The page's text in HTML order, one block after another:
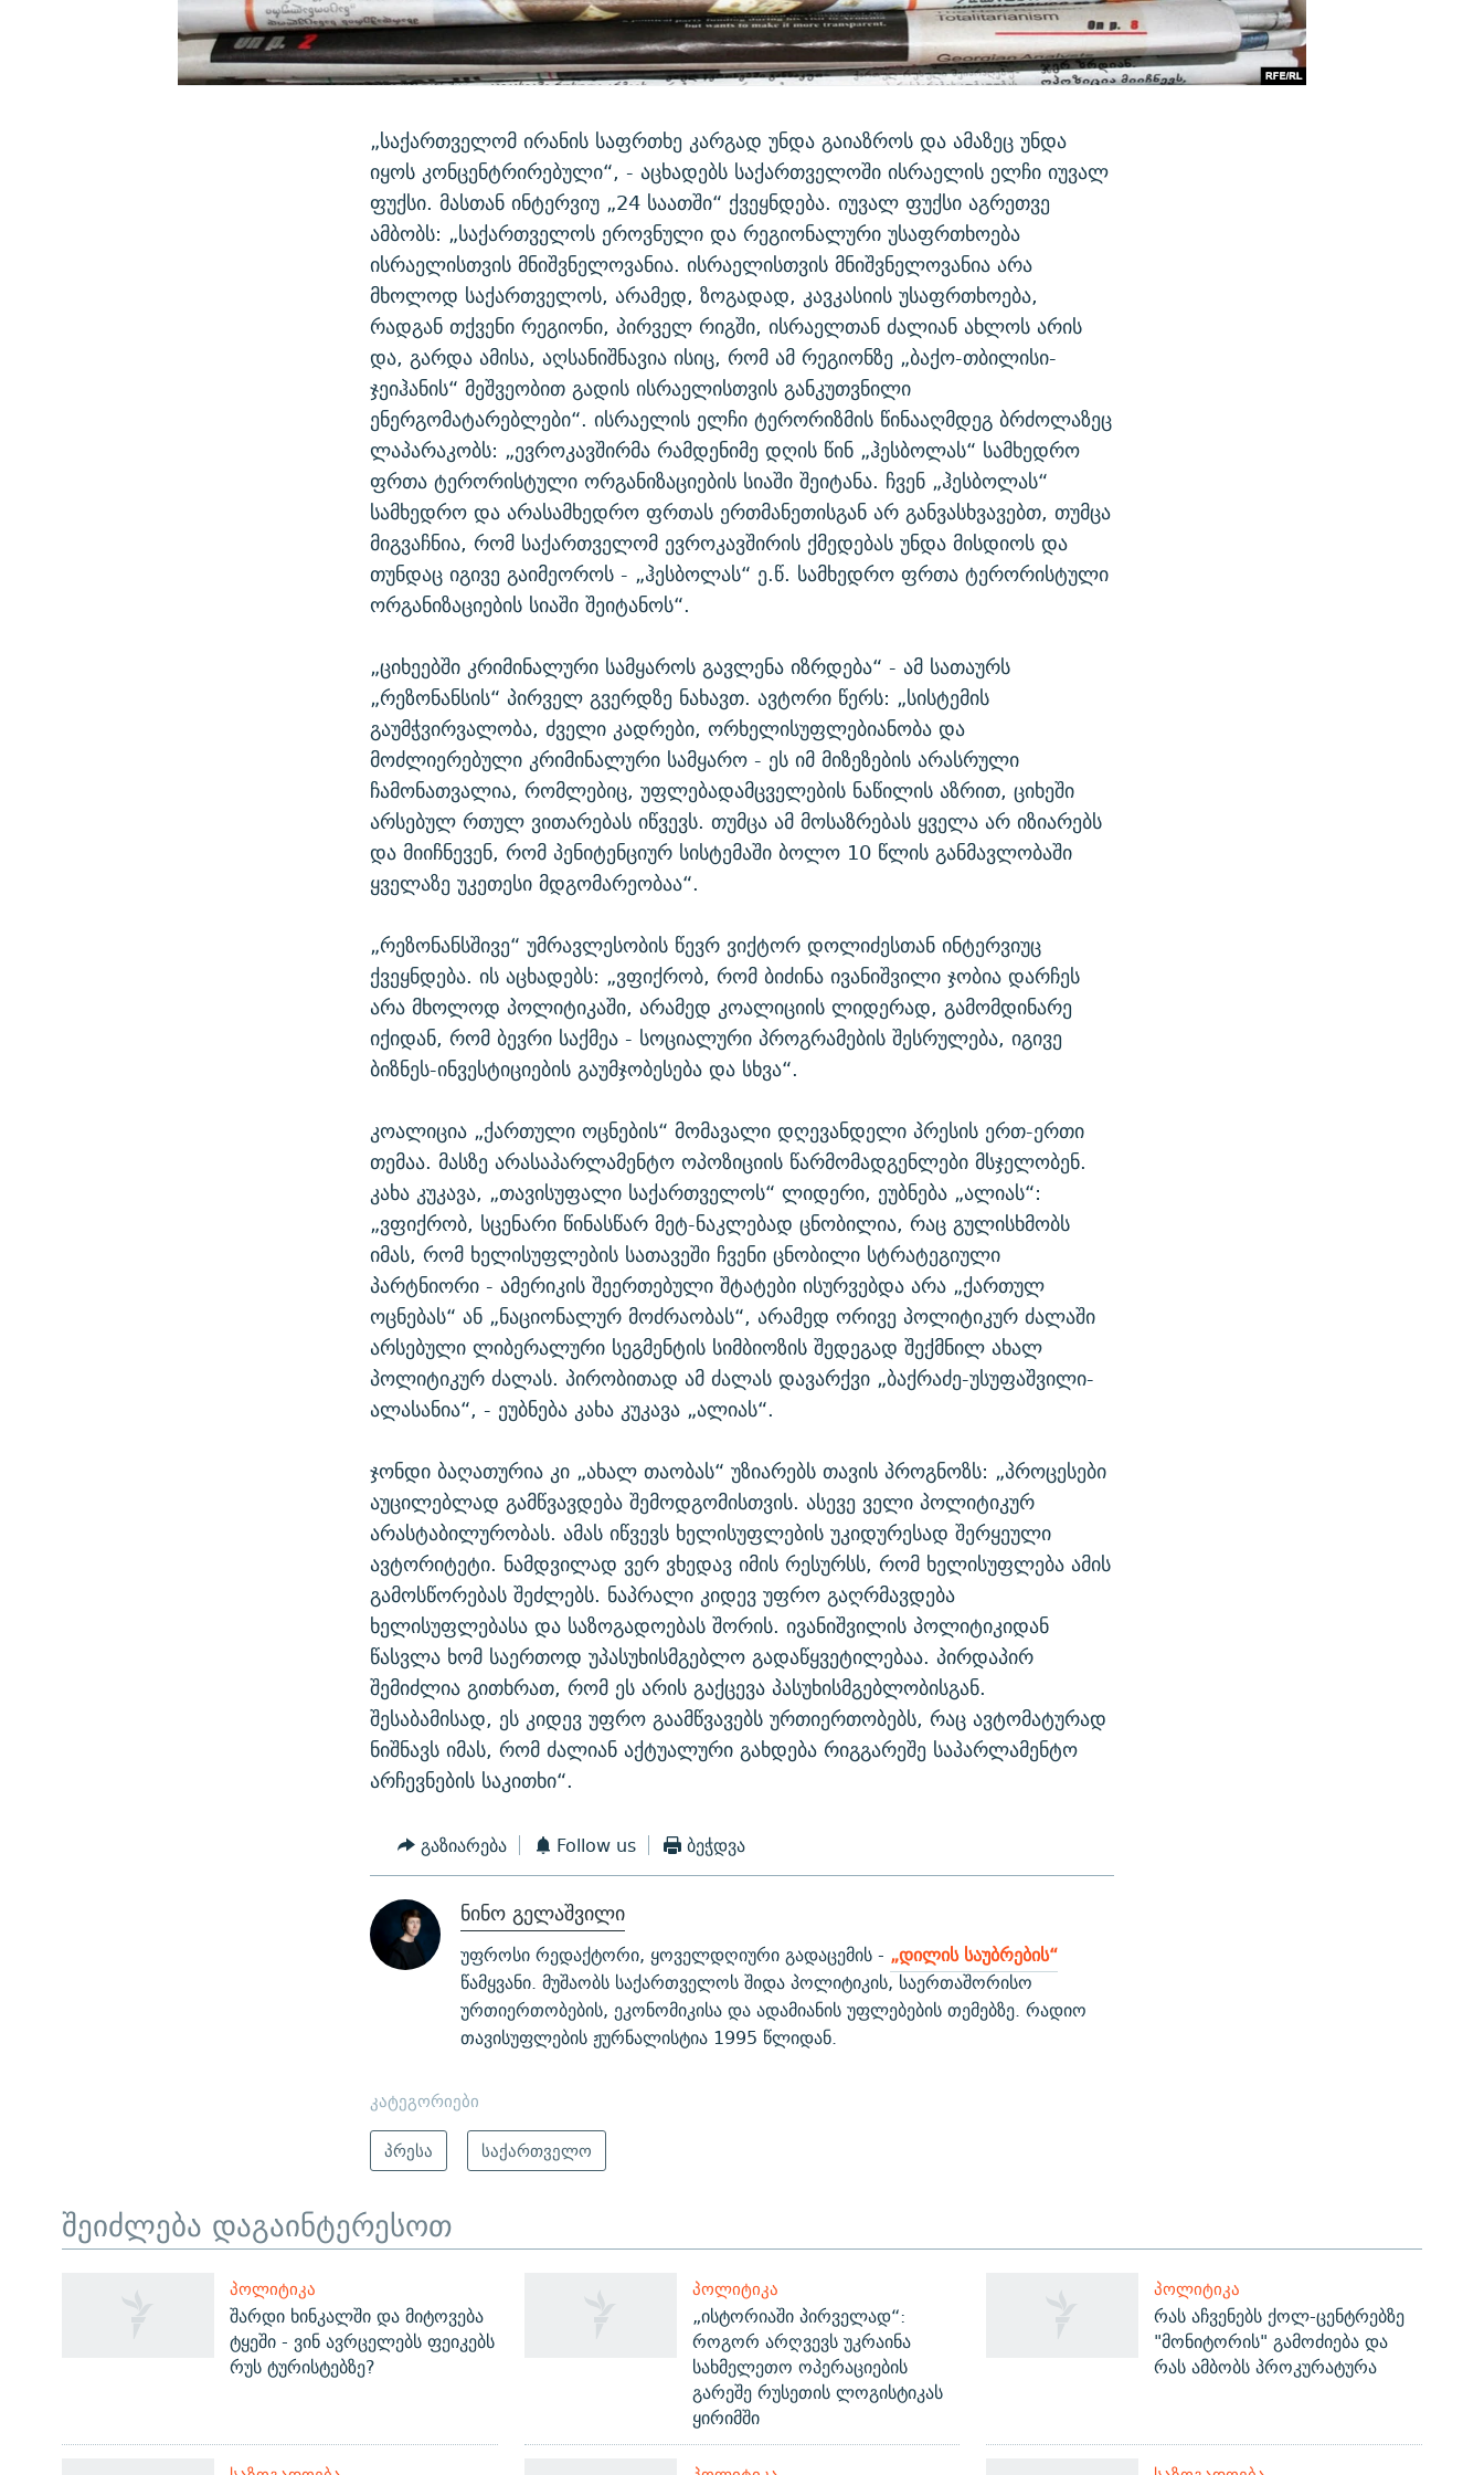
ЭХО КАВКАЗА
რთე/რთ-ის ყველა საიტი
„საქართველომ ირანის საფრთხე კარგად უნდა გაიაზროს და ამაზეც უნდა
იყოს კონცენტრირებული“, - აცხადებს საქართველოში ისრაელის ელჩი იუვალ
ფუქსი. მასთან ინტერვიუ „24 საათში“ ქვეყნდება. იუვალ ფუქსი აგრეთვე
ამბობს: „საქართველოს ეროვნული და რეგიონალური უსაფრთხოება
ისრაელისთვის მნიშვნელოვანია. ისრაელისთვის მნიშვნელოვანია არა
მხოლოდ საქართველოს, არამედ, ზოგადად, კავკასიის უსაფრთხოება,
რადგან თქვენი რეგიონი, პირველ რიგში, ისრაელთან ძალიან ახლოს არის
და, გარდა ამისა, აღსანიშნავია ისიც, რომ ამ რეგიონზე „ბაქო-თბილისი-
ჯეიჰანის“ მეშვეობით გადის ისრაელისთვის განკუთვნილი
ენერგომატარებლები“. ისრაელის ელჩი ტერორიზმის წინააღმდეგ ბრძოლაზეც
ლაპარაკობს: „ევროკავშირმა რამდენიმე დღის წინ „ჰესბოლას“ სამხედრო
ფრთა ტერორისტული ორგანიზაციების სიაში შეიტანა. ჩვენ „ჰესბოლას“
სამხედრო და არასამხედრო ფრთას ერთმანეთისგან არ განვასხვავებთ, თუმცა
მიგვაჩნია, რომ საქართველომ ევროკავშირის ქმედებას უნდა მისდიოს და
თუნდაც იგივე გაიმეოროს - „ჰესბოლას“ ე.წ. სამხედრო ფრთა ტერორისტული
ორგანიზაციების სიაში შეიტანოს“.
„ციხეებში კრიმინალური სამყაროს გავლენა იზრდება“ - ამ სათაურს
„რეზონანსის“ პირველ გვერდზე ნახავთ. ავტორი წერს: „სისტემის
გაუმჭვირვალობა, ძველი კადრები, ორხელისუფლებიანობა და
მოძლიერებული კრიმინალური სამყარო - ეს იმ მიზეზების არასრული
ჩამონათვალია, რომლებიც, უფლებადამცველების ნაწილის აზრით, ციხეში
არსებულ რთულ ვითარებას იწვევს. თუმცა ამ მოსაზრებას ყველა არ იზიარებს
და მიიჩნევენ, რომ პენიტენციურ სისტემაში ბოლო 10 წლის განმავლობაში
ყველაზე უკეთესი მდგომარეობაა“.
„რეზონანსშივე“ უმრავლესობის წევრ ვიქტორ დოლიძესთან ინტერვიუც
ქვეყნდება. ის აცხადებს: „ვფიქრობ, რომ ბიძინა ივანიშვილი ჯობია დარჩეს
არა მხოლოდ პოლიტიკაში, არამედ კოალიციის ლიდერად, გამომდინარე
იქიდან, რომ ბევრი საქმეა - სოციალური პროგრამების შესრულება, იგივე
ბიზნეს-ინვესტიციების გაუმჯობესება და სხვა“.
კოალიცია „ქართული ოცნების“ მომავალი დღევანდელი პრესის ერთ-ერთი
თემაა. მასზე არასაპარლამენტო ოპოზიციის წარმომადგენლები მსჯელობენ.
კახა კუკავა, „თავისუფალი საქართველოს“ ლიდერი, ეუბნება „ალიას“:
„ვფიქრობ, სცენარი წინასწარ მეტ-ნაკლებად ცნობილია, რაც გულისხმობს
იმას, რომ ხელისუფლების სათავეში ჩვენი ცნობილი სტრატეგიული
პარტნიორი - ამერიკის შეერთებული შტატები ისურვებდა არა „ქართულ
ოცნებას“ ან „ნაციონალურ მოძრაობას“, არამედ ორივე პოლიტიკურ ძალაში
არსებული ლიბერალური სეგმენტის სიმბიოზის შედეგად შექმნილ ახალ
პოლიტიკურ ძალას. პირობითად ამ ძალას დავარქვი „ბაქრაძე-უსუფაშვილი-
ალასანია“, - ეუბნება კახა კუკავა „ალიას“.
ჯონდი ბაღათურია კი „ახალ თაობას“ უზიარებს თავის პროგნოზს: „პროცესები
აუცილებლად გამწვავდება შემოდგომისთვის. ასევე ველი პოლიტიკურ
არასტაბილურობას. ამას იწვევს ხელისუფლების უკიდურესად შერყეული
ავტორიტეტი. ნამდვილად ვერ ვხედავ იმის რესურსს, რომ ხელისუფლება ამის
გამოსწორებას შეძლებს. ნაპრალი კიდევ უფრო გაღრმავდება
ხელისუფლებასა და საზოგადოებას შორის. ივანიშვილის პოლიტიკიდან
წასვლა ხომ საერთოდ უპასუხისმგებლო გადაწყვეტილებაა. პირდაპირ
შემიძლია გითხრათ, რომ ეს არის გაქცევა პასუხისმგებლობისგან.
შესაბამისად, ეს კიდევ უფრო გაამწვავებს ურთიერთობებს, რაც ავტომატურად
ნიშნავს იმას, რომ ძალიან აქტუალური გახდება რიგგარეშე საპარლამენტო
არჩევნების საკითხი“.
გაზიარება Follow us ბეჭდვა
ნინო გელაშვილი
უფროსი რედაქტორი, ყოველდღიური გადაცემის - „დილის საუბრების“
წამყვანი. მუშაობს საქართველოს შიდა პოლიტიკის, საერთაშორისო
ურთიერთობების, ეკონომიკისა და ადამიანის უფლებების თემებზე. რადიო
თავისუფლების ჟურნალისტია 1995 წლიდან.
კატეგორიები
პრესა
საქართველო
შეიძლება დაგაინტერესოთ
ᲞᲝᲚᲘᲢᲘᲙᲐ
შარდი ხინკალში და მიტოვება
ტყეში - ვინ ავრცელებს ფეიკებს
რუს ტურისტებზე?
ᲞᲝᲚᲘᲢᲘᲙᲐ
„ისტორიაში პირველად“:
როგორ არღვევს უკრაინა
სახმელეთო ოპერაციების
გარეშე რუსეთის ლოგისტიკას
ყირიმში
ᲞᲝᲚᲘᲢᲘᲙᲐ
რას აჩვენებს ქოლ-ცენტრებზე
"მონიტორის" გამოძიება და
რას ამბობს პროკურატურა